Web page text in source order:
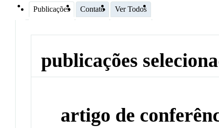
Publicações Contato Ver Todos
publicações
artigo de